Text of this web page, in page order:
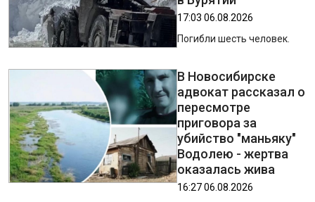
17:03 06.08.2026
Погибли шесть человек.
В Новосибирске
адвокат рассказал о
пересмотре
приговора за
убийство "маньяку"
Водолею - жертва
оказалась жива
16:27 06.08.2026